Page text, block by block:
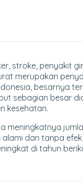
stroke, penyakit
merupakan
besarnya
sebagian besar
kesehatan.
meningkatnya
dan tanpa
di tahun